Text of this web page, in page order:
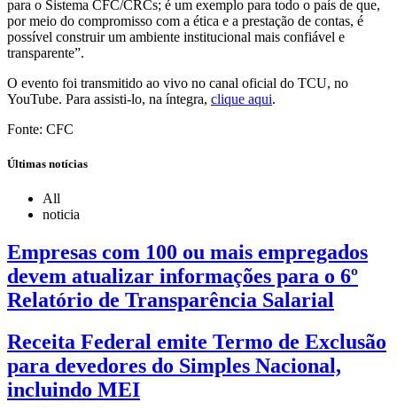
para o Sistema CFC/CRCs; é um exemplo para todo o país de que,
por meio do compromisso com a ética e a prestação de contas, é
possível construir um ambiente institucional mais confiável e
transparente”.
O evento foi transmitido ao vivo no canal oficial do TCU, no
YouTube. Para assisti-lo, na íntegra, clique aqui.
Fonte: CFC
Últimas notícias
All
noticia
Empresas com 100 ou mais empregados
devem atualizar informações para o 6º
Relatório de Transparência Salarial
Receita Federal emite Termo de Exclusão
para devedores do Simples Nacional,
incluindo MEI